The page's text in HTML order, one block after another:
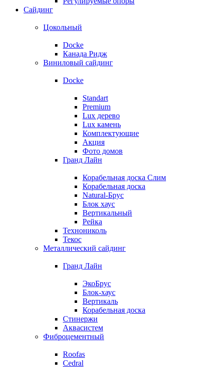
Сайдинг
Цокольный
Docke
Канада Ридж
Виниловый сайдинг
Docke
Standart
Premium
Lux дерево
Lux камень
Комплектующие
Акция
Фото домов
Гранд Лайн
Корабельная доска Слим
Корабельная доска
Natural-Брус
Блок хаус
Вертикальный
Рейка
Технониколь
Текос
Металлический сайдинг
Гранд Лайн
ЭкоБрус
Блок-хаус
Вертикаль
Корабельная доска
Стинержи
Аквасистем
Фиброцементный
Roofas
Cedral